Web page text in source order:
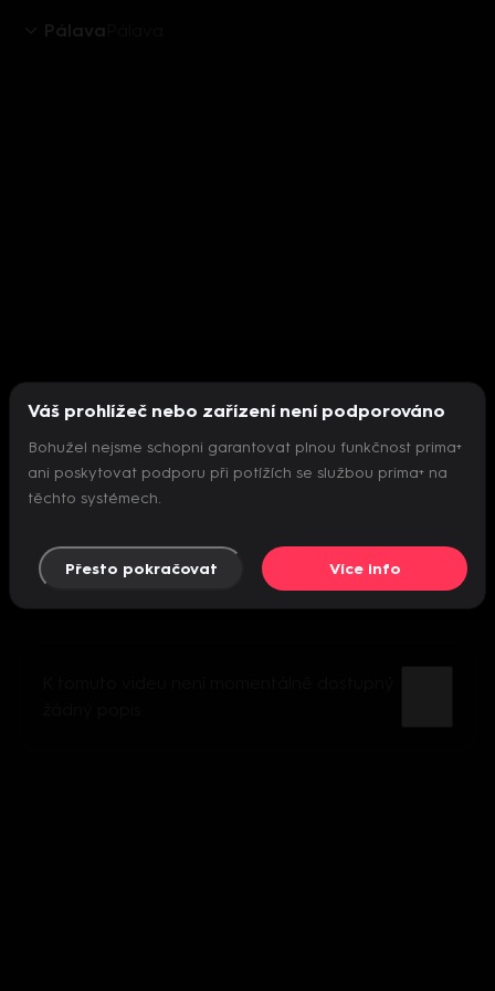
Pálava
Nepodařilo se inicializovat přehrávač
Váš prohlížeč nebo zařízení není podporováno
Bohužel nejsme schopni garantovat plnou funkčnost prima+
ani poskytovat podporu při potížích se službou prima+ na
těchto systémech.
Přesto pokračovat Více info